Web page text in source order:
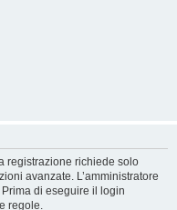
registrazione richiede solo
avanzate. L’amministratore
di eseguire il login
regole.